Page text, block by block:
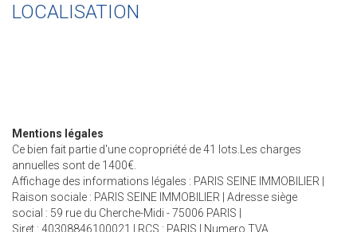
LOCALISATION
Mentions légales
Ce bien fait partie d'une copropriété de 41 lots.Les charges
annuelles sont de 1400€.
Affichage des informations légales : PARIS SEINE IMMOBILIER |
Raison sociale : PARIS SEINE IMMOBILIER | Adresse siège
social : 59 rue du Cherche-Midi - 75006 PARIS |
Siret : 40308846100021 | RCS : PARIS | Numero TVA